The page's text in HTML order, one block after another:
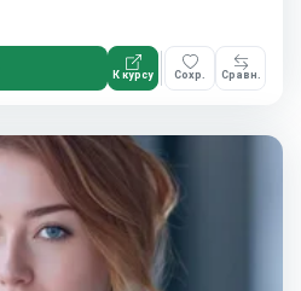
К курсу Сохр. Сравн.